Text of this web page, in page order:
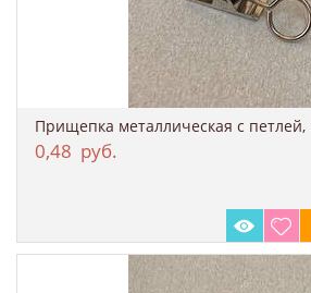
Прищепка металлическая с
0,48 руб.